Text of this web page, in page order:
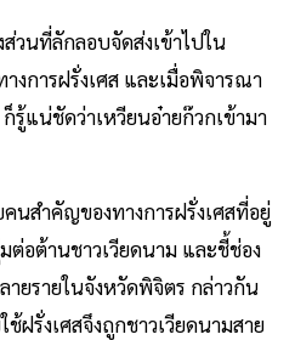
วนที่ลักลอบจัดส่งเข้าไปใน
งการฝรั่งเศส และเมื่อพิจารณา
รู้แน่ชัดว่าเหวียนอ๋ายก๊วกเข้ามา
คนสำคัญของทางการฝรั่งเศสที่อยู่
อต้านชาวเวียดนาม และชี้ช่อง
ยรายในจังหวัดพิจิตร กล่าวกัน
ฝรั่งเศสจึงถูกชาวเวียดนามสาย